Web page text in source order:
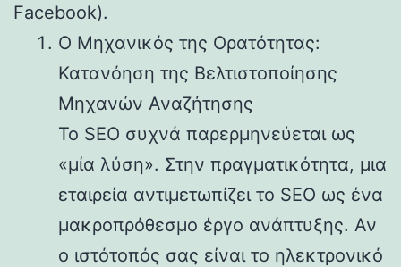
Facebook).
Ο Μηχανικός της Ορατότητας:
Κατανόηση της Βελτιστοποίησης
Μηχανών Αναζήτησης
Το SEO συχνά παρερμηνεύεται ως
«μία λύση». Στην πραγματικότητα, μια
εταιρεία αντιμετωπίζει το SEO ως ένα
μακροπρόθεσμο έργο ανάπτυξης. Αν
ο ιστότοπός σας είναι το ηλεκτρονικό